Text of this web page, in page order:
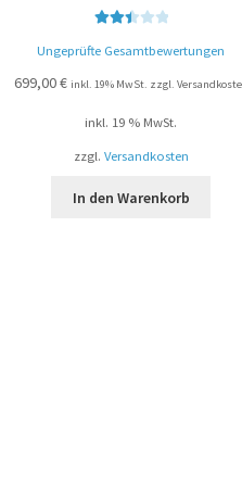
et mit
2.51
Ungeprüfte Gesamtbewertungen
699,00€ inkl. 19% MwSt. zzgl.
inkl. 19 % MwSt.
zzgl. Versandkosten
In den Warenkorb